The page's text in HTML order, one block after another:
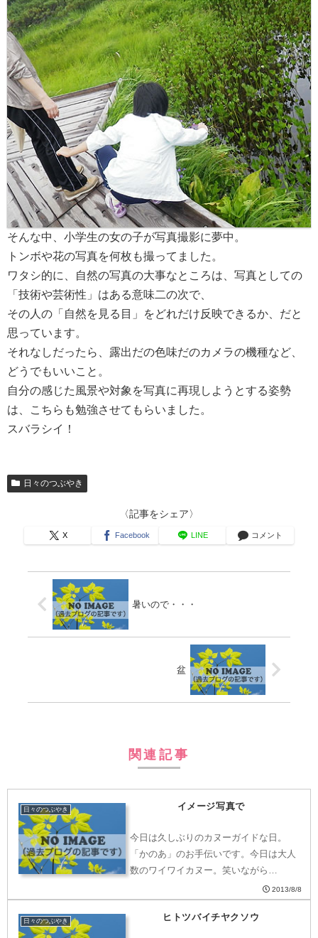
そんな中、小学生の女の子が写真撮影に夢中。
トンボや花の写真を何枚も撮ってました。
ワタシ的に、自然の写真の大事なところは、写真としての
「技術や芸術性」はある意味二の次で、
その人の「自然を見る目」をどれだけ反映できるか、だと
思っています。
それなしだったら、露出だの色味だのカメラの機種など、
どうでもいいこと。
自分の感じた風景や対象を写真に再現しようとする姿勢
は、こちらも勉強させてもらいました。
スバラシイ！
日々のつぶやき
〈記事をシェア〉
X Facebook LINE コメント
暑いので・・・
盆
関連記事
日々のつぶやき イメージ写真で
今日は久しぶりのカヌーガイドな日。
「かのあ」のお手伝いです。今日は大人
数のワイワイカヌー。笑いながら…
2013/8/8
日々のつぶやき ヒトツバイチヤクソウ